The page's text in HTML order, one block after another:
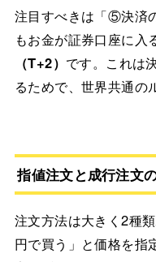
注目すべきは「⑤決済
もお金が証券口座に入
（T+2） です。これは
るためで、世界共通の
指値注文と成行注文
注文方法は大きく2種
円で買う」と価格を指